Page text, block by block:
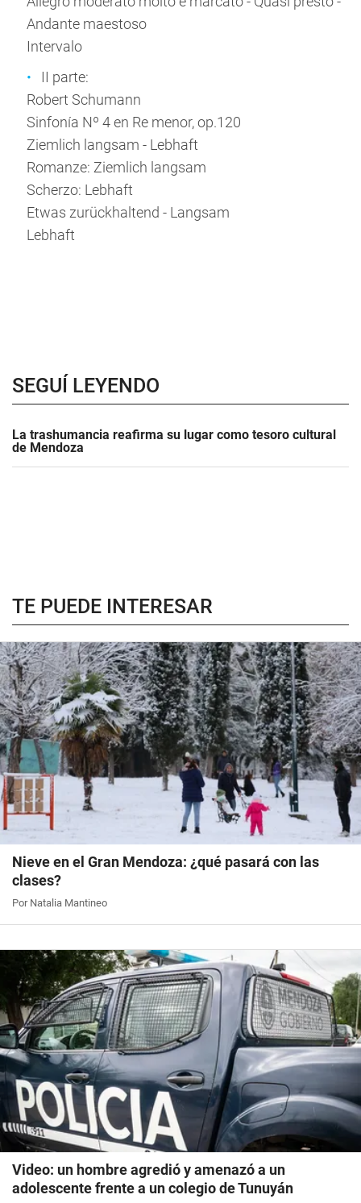
Andante maestoso
Intervalo
II parte:
Robert Schumann
Sinfonía Nº 4 en Re menor, op.120
Ziemlich langsam - Lebhaft
Romanze: Ziemlich langsam
Scherzo: Lebhaft
Etwas zurückhaltend - Langsam
Lebhaft
SEGUÍ LEYENDO
La trashumancia reafirma su lugar como tesoro cultural
de Mendoza
TE PUEDE INTERESAR
Nieve en el Gran Mendoza: ¿qué pasará con las
clases?
Por Natalia Mantineo
Video: un hombre agredió y amenazó a un
adolescente frente a un colegio de Tunuyán